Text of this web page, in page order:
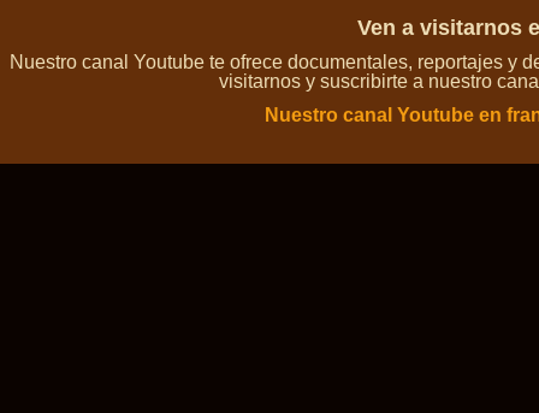
Ven a visitarnos
Nuestro canal Youtube te ofrece documentales, reportajes y
visitarnos y suscribirte a nuestro
Nuestro canal Youtube en